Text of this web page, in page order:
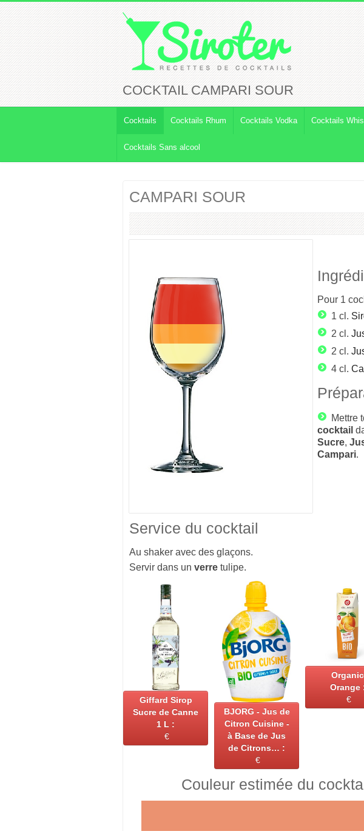
COCKTAIL CAMPARI SOUR
Cocktails Cocktails Rhum Cocktails Vodka Cocktails
Cocktails Sans alcool
CAMPARI SOUR
Pour 1
1 cl.
2 cl.
2 cl.
4 cl.
Mettre
cocktail
Sucre,
Campari.
Service du cocktail
Au shaker avec des glaçons.
Servir dans un verre tulipe.
Giffard Sirop
Sucre de Canne
1 L :
€
BJORG - Jus de
Citron Cuisine -
à Base de Jus
de Citrons… :
€
Organic
Orange
€
Couleur estimée du